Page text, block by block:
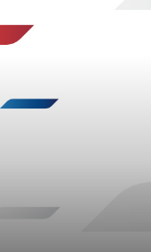
et règlementset interruptions